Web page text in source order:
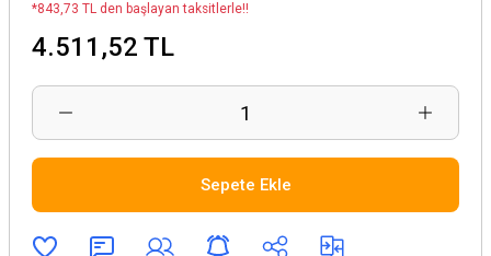
*843,73 TL den başlayan taksitlerle!!
4.511,52 TL
Sepete Ekle